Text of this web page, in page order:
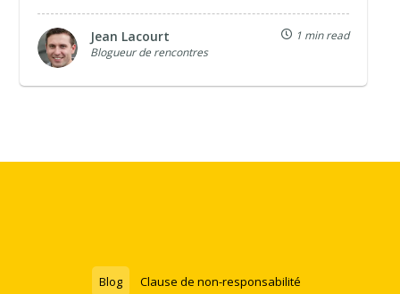
Jean Lacourt
Blogueur de rencontres
1 min read
Blog Clause de non-responsabilité